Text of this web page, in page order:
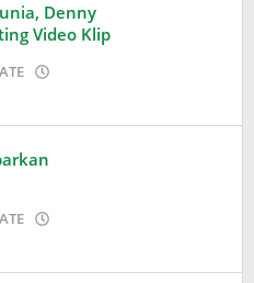
Denny
Video Klip